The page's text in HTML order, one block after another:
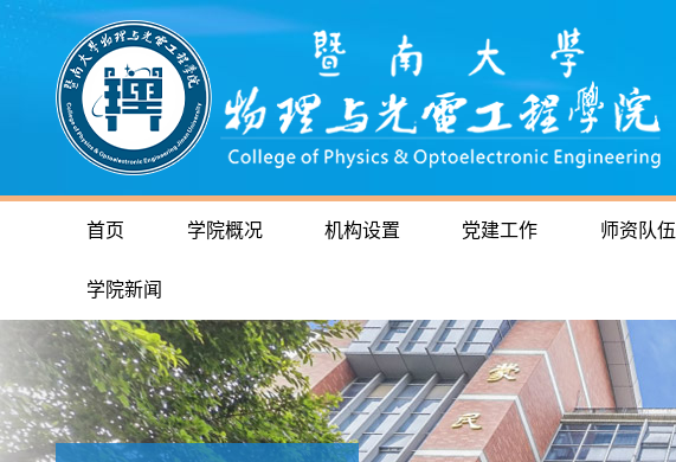
首页 学院概况 机构设置 党建工作 师资队伍
学院新闻